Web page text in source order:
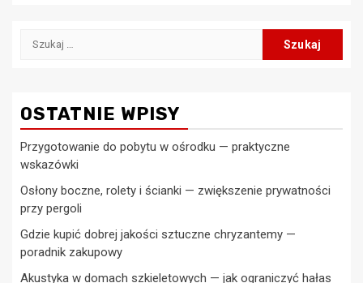
Szukaj:
OSTATNIE WPISY
Przygotowanie do pobytu w ośrodku — praktyczne
wskazówki
Osłony boczne, rolety i ścianki — zwiększenie prywatności
przy pergoli
Gdzie kupić dobrej jakości sztuczne chryzantemy —
poradnik zakupowy
Akustyka w domach szkieletowych — jak ograniczyć hałas